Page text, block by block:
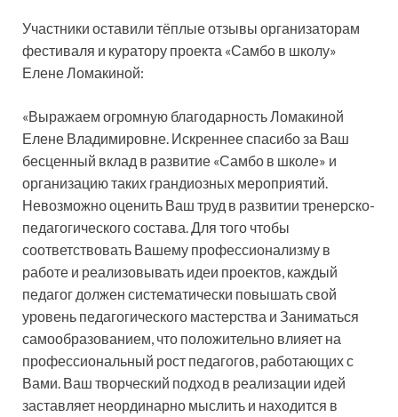
Участники оставили тёплые отзывы организаторам
фестиваля и куратору проекта «Самбо в школу»
Елене Ломакиной:
«Выражаем огромную благодарность Ломакиной
Елене Владимировне. Искреннее спасибо за Ваш
бесценный вклад в развитие «Самбо в школе» и
организацию таких грандиозных мероприятий.
Невозможно оценить Ваш труд в развитии тренерско-
педагогического состава. Для того чтобы
соответствовать Вашему профессионализму в
работе и реализовывать идеи проектов, каждый
педагог должен систематически повышать свой
уровень педагогического мастерства и Заниматься
самообразованием, что положительно влияет на
профессиональный рост педагогов, работающих с
Вами. Ваш творческий подход в реализации идей
заставляет неординарно мыслить и находится в